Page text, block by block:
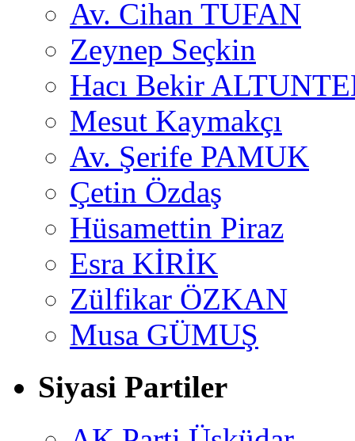
Av. Cihan TUFAN
Zeynep Seçkin
Hacı Bekir
Mesut Kaymakçı
Av. Şerife PAMUK
Çetin Özdaş
Hüsamettin Piraz
Esra KİRİK
Zülfikar ÖZKAN
Musa GÜMUŞ
Siyasi Partiler